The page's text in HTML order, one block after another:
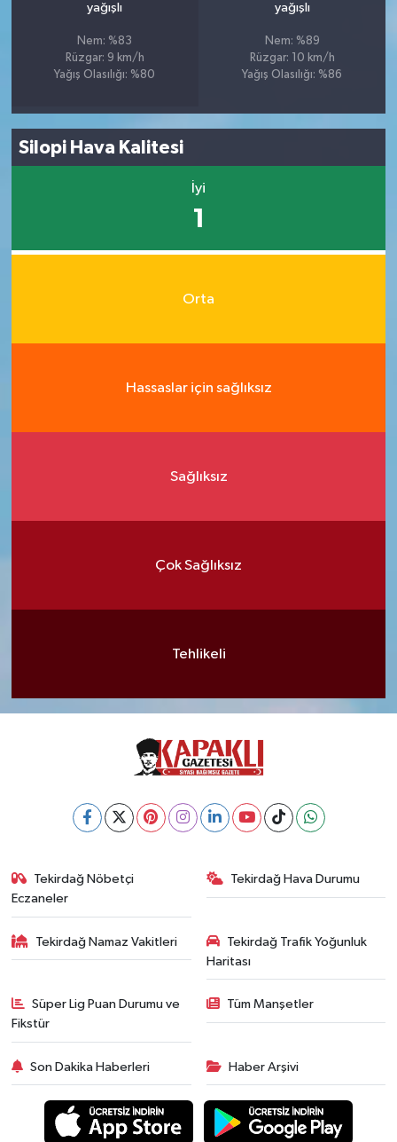
yağışlı
Nem: %83
Rüzgar: 9 km/h
Yağış Olasılığı: %80
yağışlı
Nem: %89
Rüzgar: 10 km/h
Yağış Olasılığı: %86
Silopi Hava Kalitesi
İyi
1
Orta
Hassaslar için sağlıksız
Sağlıksız
Çok Sağlıksız
Tehlikeli
Tekirdağ Nöbetçi
Eczaneler
Tekirdağ Hava Durumu
Tekirdağ Namaz Vakitleri
Tekirdağ Trafik Yoğunluk
Haritası
Süper Lig Puan Durumu ve
Fikstür
Tüm Manşetler
Son Dakika Haberleri Haber Arşivi